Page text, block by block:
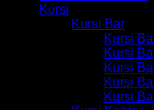
Kursi
Kursi Bar
Kursi
Kursi
Kursi
Kursi
Kursi